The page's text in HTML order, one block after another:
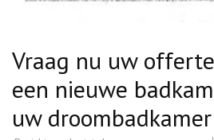
Vraag nu uw
een nieuwe
uw